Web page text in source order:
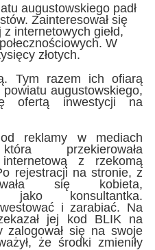
augustowskiego padł
Zainteresował się
internetowych giełd,
W
złotych.
Tym razem ich ofiarą
powiatu augustowskiego,
ofertą inwestycji na
reklamy w mediach
przekierowała
z rzekomą
rejestracji na stronie, z
się kobieta,
jako konsultantka.
i zarabiać. Na
jej kod BLIK na
zalogował się na swoje
że środki zmieniły